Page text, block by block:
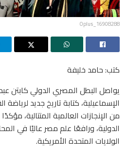
Oplus_16908288
كتب: حامد خليفة
يواصل البطل المصري الدولي كابتن
الإسماعيلية، كتابة تاريخ جديد لرياضة
من الإنجازات العالمية المتتالية،
الدولية، ورافعًا علم مصر عاليًا في
الولايات المتحدة الأمريكية.